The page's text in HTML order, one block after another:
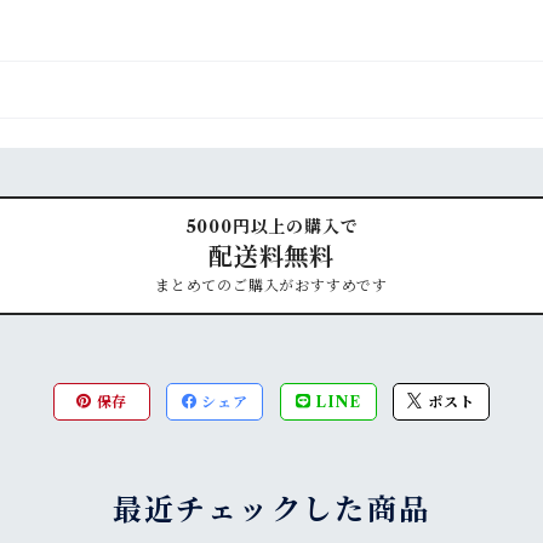
5000円以上の購入で
配送料無料
まとめてのご購入がおすすめです
保存 シェア LINE ポスト
最近チェックした商品